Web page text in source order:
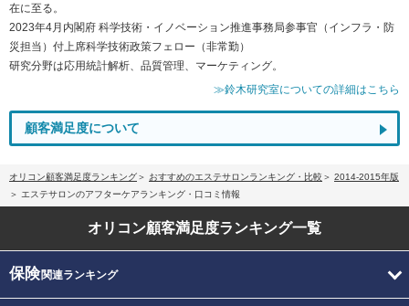
在に至る。
2023年4月内閣府 科学技術・イノベーション推進事務局参事官（インフラ・防
災担当）付上席科学技術政策フェロー（非常勤）
研究分野は応用統計解析、品質管理、マーケティング。
≫鈴木研究室についての詳細はこちら
顧客満足度について
オリコン顧客満足度ランキング おすすめのエステサロンランキング・比較
2014-2015年版
エステサロンのアフターケアランキング・口コミ情報
オリコン顧客満足度ランキング一覧
保険関連ランキング